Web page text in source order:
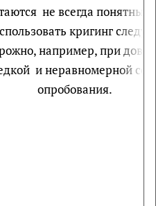
не всегда
кригинг
например, при
и неравномерной
опробования.